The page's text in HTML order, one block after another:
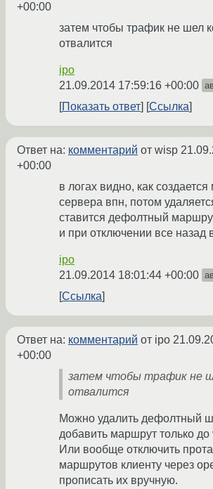
+00:00
затем чтобы трафик не шел
отвалится
ipo
21.09.2014 17:59:16 +00:00
Показать ответ Ссылка
Ответ на: комментарий от wisp
+00:00
в логах видно, как
сервера впн, потом
ставится дефолтный
и при отключении все назад
ipo
21.09.2014 18:01:44 +00:00
Ссылка
Ответ на: комментарий от ipo
+00:00
затем чтобы трафик не
отвалится
Можно удалить дефолтный
добавить маршрут только до
Или вообще отключить
маршрутов клиенту через
прописать их вручную.